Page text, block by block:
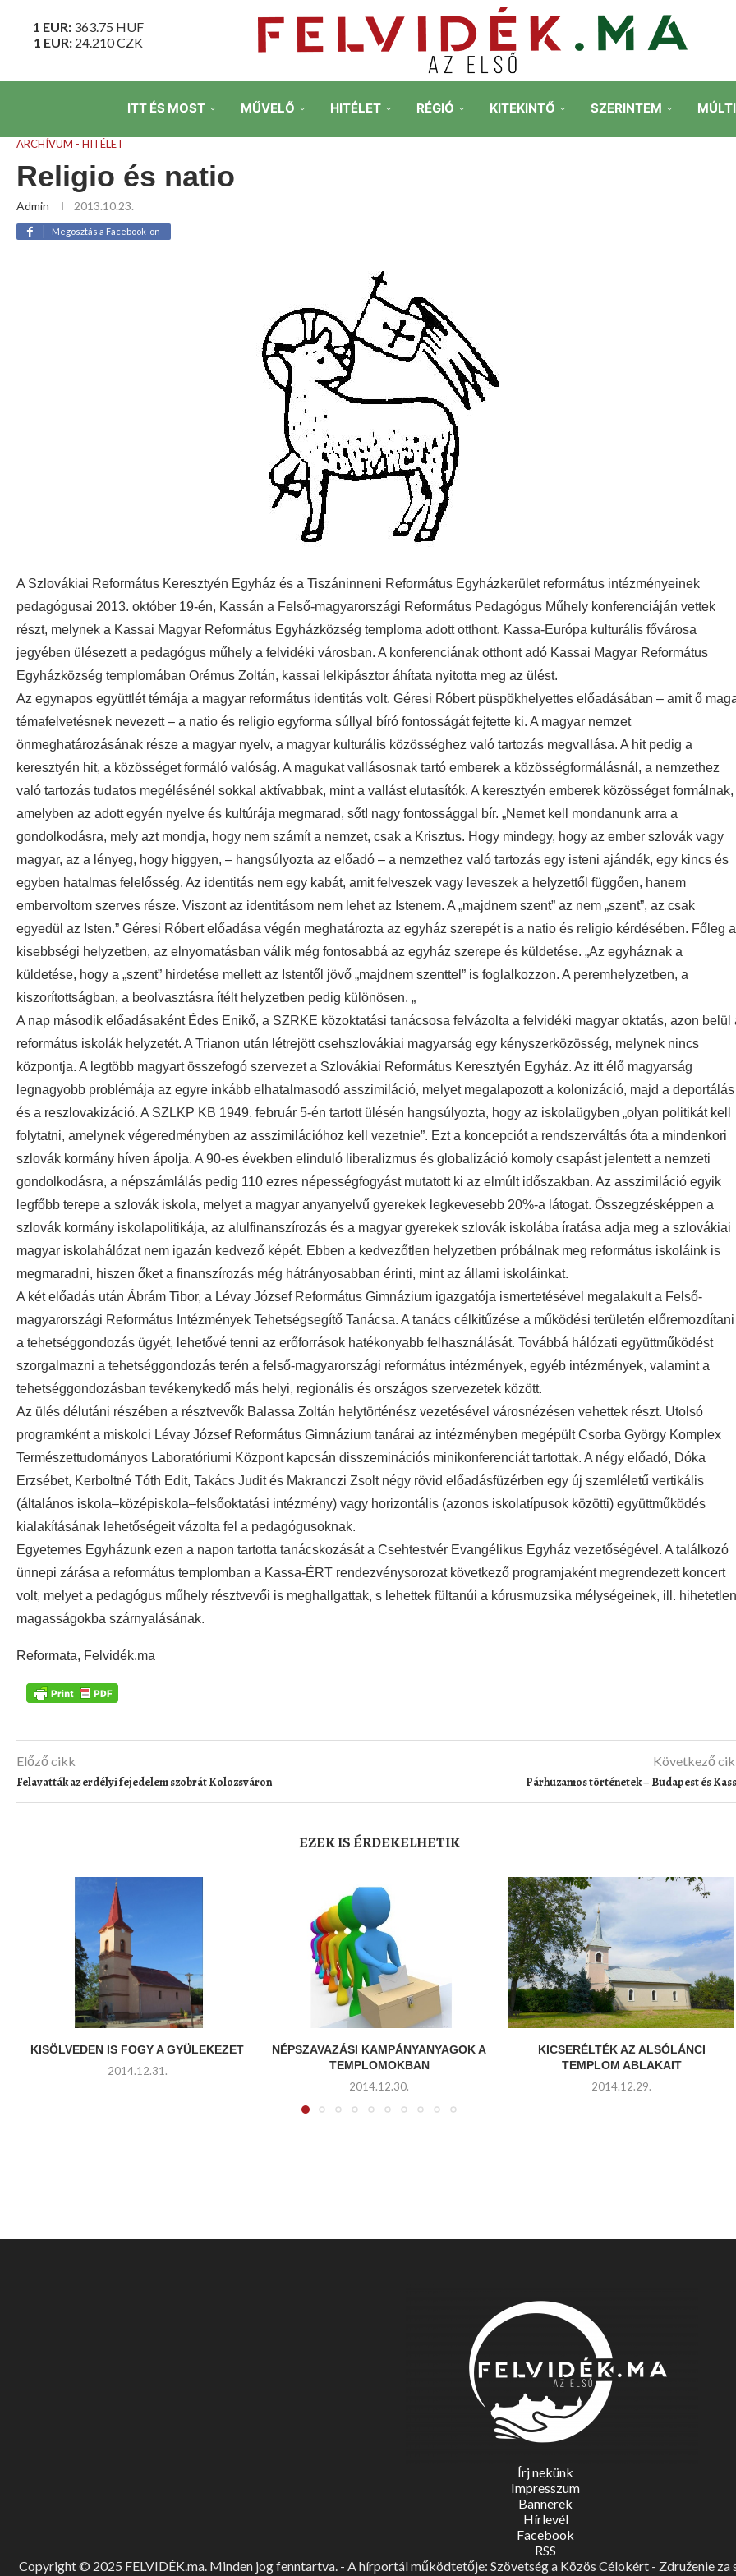
1 EUR: 363.75 HUF
1 EUR: 24.210CZK
ITT ÉS MOST MŰVELŐ HITÉLET RÉGIÓ KITEKINTŐ SZERINTEM
ARCHÍVUM - HITÉLET
Religio és natio
Admin 2013.10.23.
Megosztás a Facebook-on
A Szlovákiai Református Keresztyén Egyház és a Tiszáninneni Református Egyházkerület református intézményeinek
pedagógusai 2013. október 19-én, Kassán a Felső-magyarországi Református Pedagógus Műhely konferenciáján vettek
részt, melynek a Kassai Magyar Református Egyházközség temploma adott otthont. Kassa-Európa kulturális fővárosa
jegyében ülésezett a pedagógus műhely a felvidéki városban. A konferenciának otthont adó Kassai Magyar Református
Egyházközség templomában Orémus Zoltán, kassai lelkipásztor áhítata nyitotta meg az ülést.
Az egynapos együttlét témája a magyar református identitás volt. Géresi Róbert püspökhelyettes előadásában – amit ő
témafelvetésnek nevezett – a natio és religio egyforma súllyal bíró fontosságát fejtette ki. A magyar nemzet
önmeghatározásának része a magyar nyelv, a magyar kulturális közösséghez való tartozás megvallása. A hit pedig a
keresztyén hit, a közösséget formáló valóság. A magukat vallásosnak tartó emberek a közösségformálásnál, a nemzethez
való tartozás tudatos megélésénél sokkal aktívabbak, mint a vallást elutasítók. A keresztyén emberek közösséget formálnak,
amelyben az adott egyén nyelve és kultúrája megmarad, sőt! nagy fontossággal bír. „Nemet kell mondanunk arra a
gondolkodásra, mely azt mondja, hogy nem számít a nemzet, csak a Krisztus. Hogy mindegy, hogy az ember szlovák vagy
magyar, az a lényeg, hogy higgyen, – hangsúlyozta az előadó – a nemzethez való tartozás egy isteni ajándék, egy kincs és
egyben hatalmas felelősség. Az identitás nem egy kabát, amit felveszek vagy leveszek a helyzettől függően, hanem
embervoltom szerves része. Viszont az identitásom nem lehet az Istenem. A „majdnem szent” az nem „szent”, az csak
egyedül az Isten.” Géresi Róbert előadása végén meghatározta az egyház szerepét is a natio és religio kérdésében. Főleg a
kisebbségi helyzetben, az elnyomatásban válik még fontosabbá az egyház szerepe és küldetése. „Az egyháznak a
küldetése, hogy a „szent” hirdetése mellett az Istentől jövő „majdnem szenttel” is foglalkozzon. A peremhelyzetben, a
kiszorítottságban, a beolvasztásra ítélt helyzetben pedig különösen. „
A nap második előadásaként Édes Enikő, a SZRKE közoktatási tanácsosa felvázolta a felvidéki magyar oktatás, azon belül
református iskolák helyzetét. A Trianon után létrejött csehszlovákiai magyarság egy kényszerközösség, melynek nincs
központja. A legtöbb magyart összefogó szervezet a Szlovákiai Református Keresztyén Egyház. Az itt élő magyarság
legnagyobb problémája az egyre inkább elhatalmasodó asszimiláció, melyet megalapozott a kolonizáció, majd a deportálás
és a reszlovakizáció. A SZLKP KB 1949. február 5-én tartott ülésén hangsúlyozta, hogy az iskolaügyben „olyan politikát kell
folytatni, amelynek végeredményben az asszimilációhoz kell vezetnie”. Ezt a koncepciót a rendszerváltás óta a mindenkori
szlovák kormány híven ápolja. A 90-es években elinduló liberalizmus és globalizáció komoly csapást jelentett a nemzeti
gondolkodásra, a népszámlálás pedig 110 ezres népességfogyást mutatott ki az elmúlt időszakban. Az asszimiláció egyik
legfőbb terepe a szlovák iskola, melyet a magyar anyanyelvű gyerekek legkevesebb 20%-a látogat. Összegzésképpen a
szlovák kormány iskolapolitikája, az alulfinanszírozás és a magyar gyerekek szlovák iskolába íratása adja meg a szlovákiai
magyar iskolahálózat nem igazán kedvező képét. Ebben a kedvezőtlen helyzetben próbálnak meg református iskoláink is
megmaradni, hiszen őket a finanszírozás még hátrányosabban érinti, mint az állami iskoláinkat.
A két előadás után Ábrám Tibor, a Lévay József Református Gimnázium igazgatója ismertetésével megalakult a Felső-
magyarországi Református Intézmények Tehetségsegítő Tanácsa. A tanács célkitűzése a működési területén előremozdítani
a tehetséggondozás ügyét, lehetővé tenni az erőforrások hatékonyabb felhasználását. Továbbá hálózati együttműködést
szorgalmazni a tehetséggondozás terén a felső-magyarországi református intézmények, egyéb intézmények, valamint a
tehetséggondozásban tevékenykedő más helyi, regionális és országos szervezetek között.
Az ülés délutáni részében a résztvevők Balassa Zoltán helytörténész vezetésével városnézésen vehettek részt. Utolsó
programként a miskolci Lévay József Református Gimnázium tanárai az intézményben megépült Csorba György Komplex
Természettudományos Laboratóriumi Központ kapcsán disszeminációs minikonferenciát tartottak. A négy előadó, Dóka
Erzsébet, Kerboltné Tóth Edit, Takács Judit és Makranczi Zsolt négy rövid előadásfüzérben egy új szemléletű vertikális
(általános iskola–középiskola–felsőoktatási intézmény) vagy horizontális (azonos iskolatípusok közötti) együttműködés
kialakításának lehetőségeit vázolta fel a pedagógusoknak.
Egyetemes Egyházunk ezen a napon tartotta tanácskozását a Csehtestvér Evangélikus Egyház vezetőségével. A találkozó
ünnepi zárása a református templomban a Kassa-ÉRT rendezvénysorozat következő programjaként megrendezett koncert
volt, melyet a pedagógus műhely résztvevői is meghallgattak, s lehettek fültanúi a kórusmuzsika mélységeinek, ill. hihetetlen
magasságokba szárnyalásának.
Reformata, Felvidék.ma
Előző cikk
Felavatták az erdélyi fejedelem szobrát Kolozsváron
Következő
Párhuzamos történetek – Budapest és
EZEK IS ÉRDEKELHETIK
KISÖLVEDEN IS FOGY A GYÜLEKEZET
2014.12.31.
NÉPSZAVAZÁSI KAMPÁNYANYAGOK A
TEMPLOMOKBAN
2014.12.30.
KICSERÉLTÉK AZ ALSÓLÁNCI
TEMPLOM ABLAKAIT
2014.12.29.
Írj nekünk
Impresszum
Bannerek
Hírlevél
Facebook
RSS
Copyright © 2025 FELVIDÉK.ma. Minden jog fenntartva. - A hírportál működtetője: Szövetség a Közös Célokért - Združenie za